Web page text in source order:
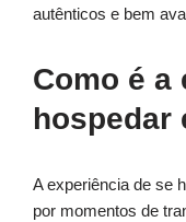
autênticos e bem
Como é a
hospedar
A experiência de se
por momentos de